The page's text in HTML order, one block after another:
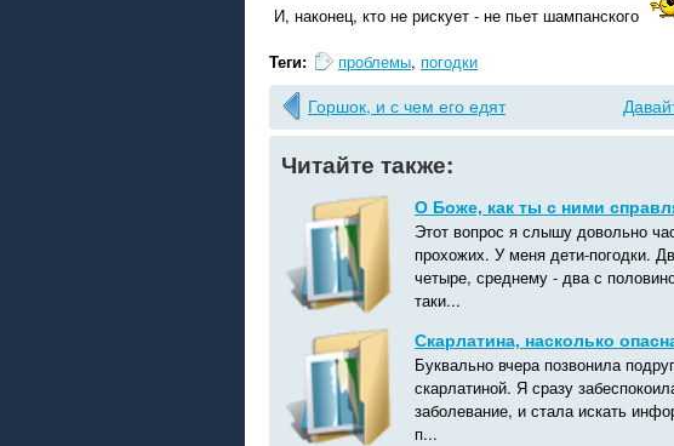
И, наконец, кто не рискует - не пьет шампанского
Теги:
проблемы, погодки
Горшок, и с чем его едят
Читайте также:
О Боже, как ты с ними
Этот вопрос я слышу довольно
прохожих. У меня дети-погодки.
четыре, среднему - два с
таки...
Скарлатина, насколько
Буквально вчера позвонила
скарлатиной. Я сразу
заболевание, и стала искать
п...